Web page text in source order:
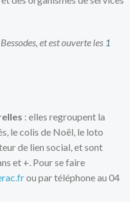
et est ouverte les 1
: elles regroupent la
le colis de Noël, le loto
de lien social, et sont
et +. Pour se faire
ou par téléphone au 04